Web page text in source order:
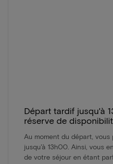
Départ tardif jusqu'à
réserve de
Au moment du départ,
jusqu'à 13h00. Ainsi, vous
de votre séjour en étant